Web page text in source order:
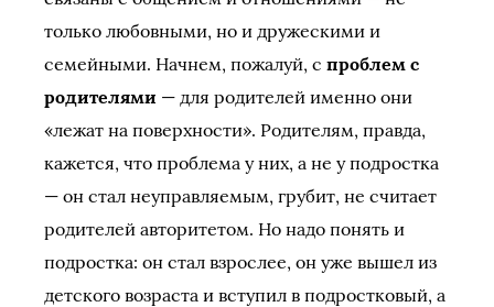
только любовными, но и дружескими и
семейными. Начнем, пожалуй, с проблем с
родителями — для родителей именно они
«лежат на поверхности». Родителям, правда,
кажется, что проблема у них, а не у подростка
— он стал неуправляемым, грубит, не считает
родителей авторитетом. Но надо понять и
подростка: он стал взрослее, он уже вышел из
детского возраста и вступил в подростковый, а